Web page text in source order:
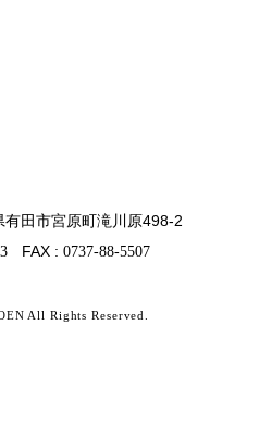
田市宮原町滝川原498-2
FAX : 0737-88-5507
All Rights Reserved.